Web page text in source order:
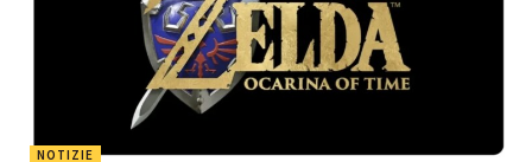
NOTIZIE